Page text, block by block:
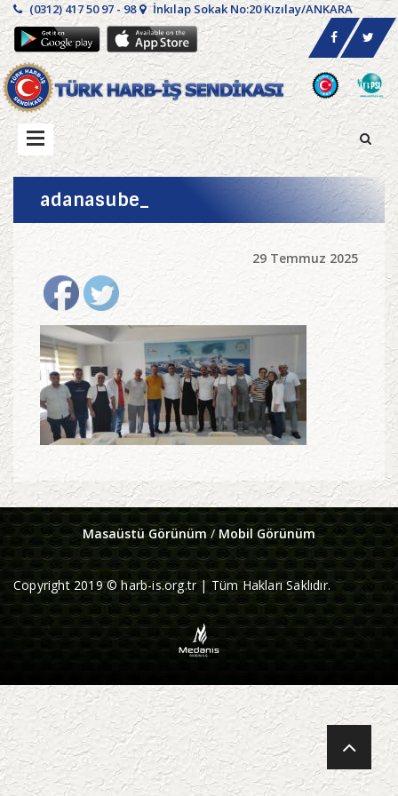
(0312) 417 50 97 - 98 İnkılap Sokak No:20 Kızılay/ANKARA
adanasube_
29 Temmuz 2025
Masaüstü Görünüm/ Mobil Görünüm
Copyright 2019 © harb-is.org.tr | Tüm Hakları Saklıdır.